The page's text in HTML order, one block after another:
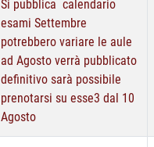
Si pubblica calendario
esami Settembre
potrebbero variare le aule
ad Agosto verrà pubblicato
definitivo sarà possibile
prenotarsi su esse3 dal 10
Agosto